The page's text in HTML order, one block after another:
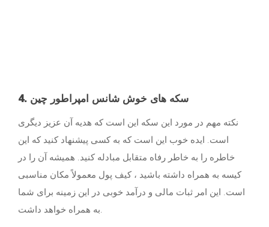
4. سکه های خوش شانس امپراطور چین
نکته مهم در مورد این سکه این است که هدیه آن عزیز دیگری
است. ایده خوب این است که به کسی پیشنهاد کنید که این
خاطره را به خاطر رفاه متقابل مبادله کنید. همیشه آن را در
کیسه به همراه داشته باشید ، کیف پول معمولاً مکان مناسبی
است. این امر ثبات مالی و درآمد خوبی در این زمینه برای شما